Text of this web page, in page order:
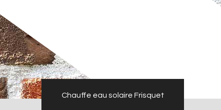
Chauffe eau solaire Frisquet